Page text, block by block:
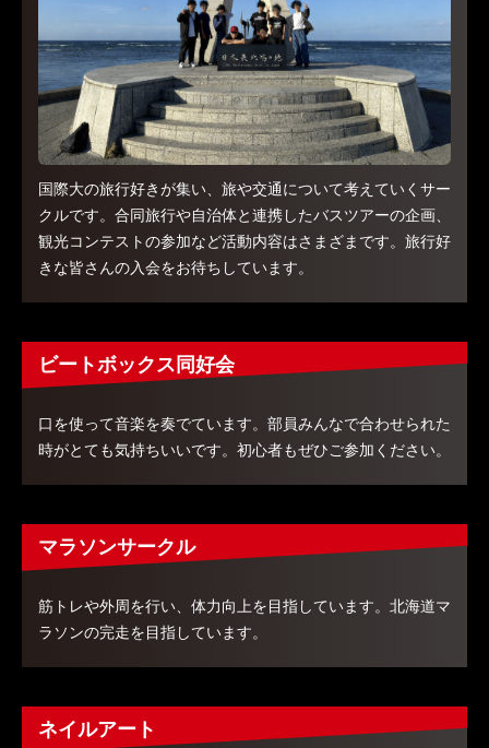
国際大の旅行好きが集い、旅や交通について考えていくサー
クルです。合同旅行や自治体と連携したバスツアーの企画、
観光コンテストの参加など活動内容はさまざまです。旅行好
きな皆さんの入会をお待ちしています。
ビートボックス同好会
口を使って音楽を奏でています。部員みんなで合わせられた
時がとても気持ちいいです。初心者もぜひご参加ください。
マラソンサークル
筋トレや外周を行い、体力向上を目指しています。北海道マ
ラソンの完走を目指しています。
ネイルアート